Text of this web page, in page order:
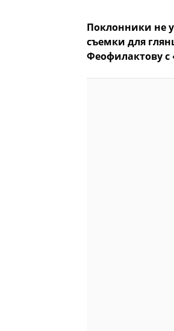
Поклонники не
съемки для
Феофилактову с